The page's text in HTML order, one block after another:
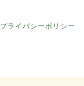
プライバシーポリシー